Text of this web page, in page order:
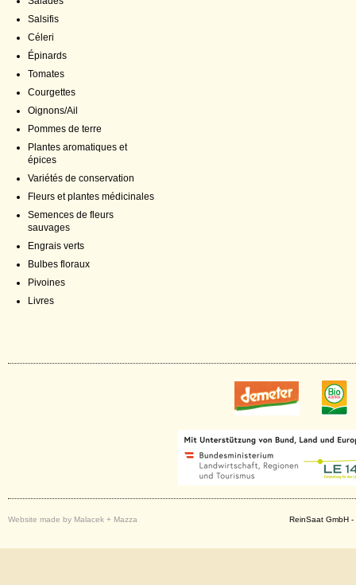
Salsifis
Céleri
Épinards
Tomates
Courgettes
Oignons/Ail
Pommes de terre
Plantes aromatiques et
épices
Variétés de conservation
Fleurs et plantes médicinales
Semences de fleurs
sauvages
Engrais verts
Bulbes floraux
Pivoines
Livres
Website made by Malacek + Mazza ReinSaat GmbH